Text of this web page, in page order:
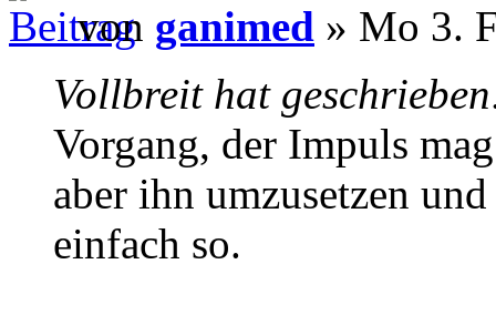
von ganimed » Mo 3.
Vollbreit hat
Vorgang, der Impuls
aber ihn umzusetzen
einfach so.